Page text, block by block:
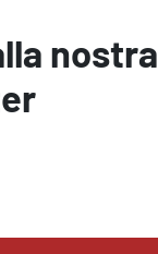
nostra